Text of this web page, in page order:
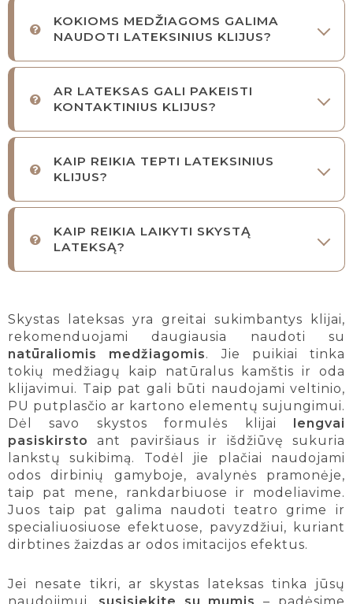
KOKIOMS MEDŽIAGOMS GALIMA
NAUDOTI LATEKSINIUS KLIJUS?
AR LATEKSAS GALI PAKEISTI
KONTAKTINIUS KLIJUS?
KAIP REIKIA TEPTI LATEKSINIUS
KLIJUS?
KAIP REIKIA LAIKYTI SKYSTĄ
LATEKSĄ?
Skystas lateksas yra greitai sukimbantys klijai,
rekomenduojami daugiausia naudoti su
natūraliomis medžiagomis. Jie puikiai tinka
tokių medžiagų kaip natūralus kamštis ir oda
klijavimui. Taip pat gali būti naudojami veltinio,
PU putplasčio ar kartono elementų sujungimui.
Dėl savo skystos formulės klijai
lengvai
pasiskirsto
ant paviršiaus ir išdžiūvę sukuria
lankstų sukibimą. Todėl jie plačiai naudojami
odos dirbinių gamyboje, avalynės pramonėje,
taip pat mene, rankdarbiuose ir modeliavime.
Juos taip pat galima naudoti teatro grime ir
specialiuosiuose efektuose, pavyzdžiui, kuriant
dirbtines žaizdas ar odos imitacijos efektus.
Jei nesate tikri, ar skystas lateksas tinka jūsų